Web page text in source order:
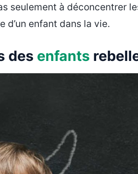
seulement à déconcentrer
d’un enfant dans la vie.
des enfants